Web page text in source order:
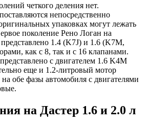
четкого деления нет.
непосредственно
упаковках могут лежать
поколение Рено Логан на
1.4 (K7J) и 1.6 (K7M,
как с 8, так и с 16 клапанами.
с двигателем 1.6 K4M
еще и 1.2-литровый мотор
обе фазы автомобиля с двигателями
на Дастер 1.6 и 2.0 л